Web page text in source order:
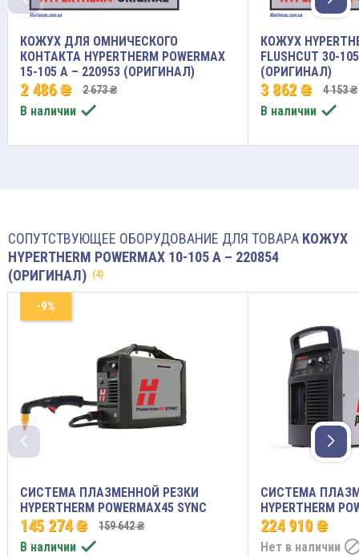
КОЖУХ ДЛЯ ОМНИЧЕСКОГО
КОНТАКТА HYPERTHERM POWERMAX
15-105 A – 220953 (ОРИГИНАЛ)
2 486 ₴ 2 673 ₴
В наличии 
КОЖУХ
FLUSHCUT 30-
(ОРИГИНАЛ)
3 862 ₴ 4 153 ₴
В наличии 
СОПУТСТВУЮЩЕЕ ОБОРУДОВАНИЕ ДЛЯ ТОВАРА КОЖУХ
HYPERTHERM POWERMAX 10-105 A – 220854
(ОРИГИНАЛ) (4)
СИСТЕМА ПЛАЗМЕННОЙ РЕЗКИ
HYPERTHERM POWERMAX45 SYNC
145 274 ₴ 159 642 ₴
В наличии 
-9%
СИСТЕМА
HYPERTHERM
224 910 ₴
Нет в наличии